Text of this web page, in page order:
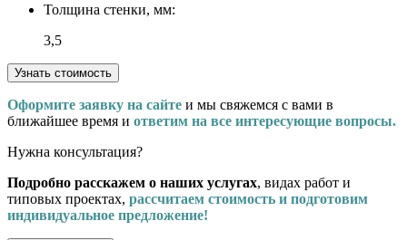
Толщина стенки, мм:
3,5
Узнать стоимость
Оформите заявку на сайте и мы свяжемся с вами в
ближайшее время и ответим на все интересующие вопросы.
Нужна консультация?
Подробно расскажем о наших услугах, видах работ и
типовых проектах, рассчитаем стоимость и подготовим
индивидуальное предложение!